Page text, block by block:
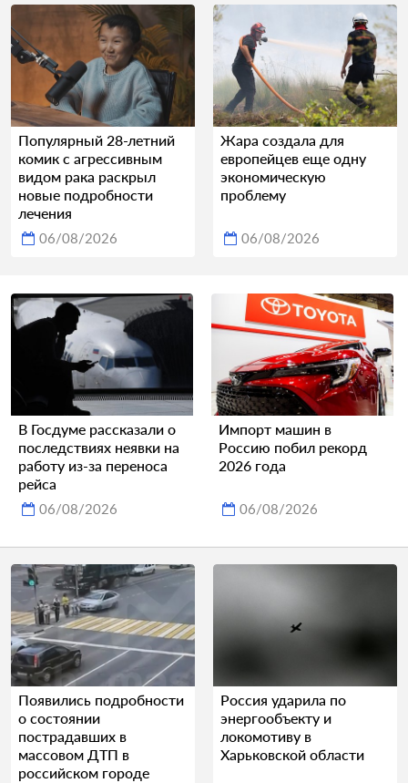
Популярный 28-летний
комик с агрессивным
видом рака раскрыл
новые подробности
лечения
06/08/2026
Жара создала для
европейцев еще одну
экономическую
проблему
06/08/2026
В Госдуме рассказали о
последствиях неявки на
работу из-за переноса
рейса
06/08/2026
Импорт машин в
Россию побил рекорд
2026 года
06/08/2026
Появились подробности
о состоянии
пострадавших в
массовом ДТП в
российском городе
Россия ударила по
энергообъекту и
локомотиву в
Харьковской области